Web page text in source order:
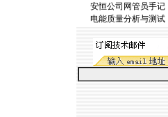
安恒公司网管员手记
电能质量分析与测试